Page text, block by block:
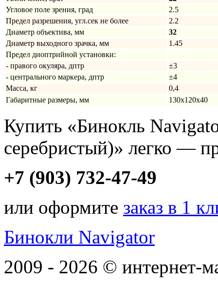
Угловое поле зрения, град
2.5
Предел разрешения, угл.сек не более
2.2
Диаметр объектива, мм
32
Диаметр выходного зрачка, мм
1.45
Предел диоптрийной установки:
- правого окуляра, дптр
±3
- центрального маркера, дптр
±4
Масса, кг
0,4
Габаритные размеры, мм
130x120x40
Купить «Бинокль
серебристый)» легко —
+7 (903) 732-47-49
или оформите заказ в 1
Бинокли Navigator
2009 - 2026 © интернет-